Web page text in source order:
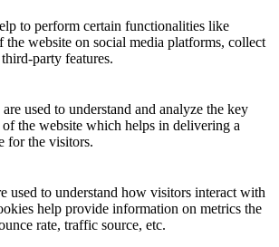
to perform certain functionalities like
the website on social media platforms, collect
party features.
used to understand and analyze the key
the website which helps in delivering a
for the visitors.
used to understand how visitors interact with
help provide information on metrics the
rate, traffic source, etc.